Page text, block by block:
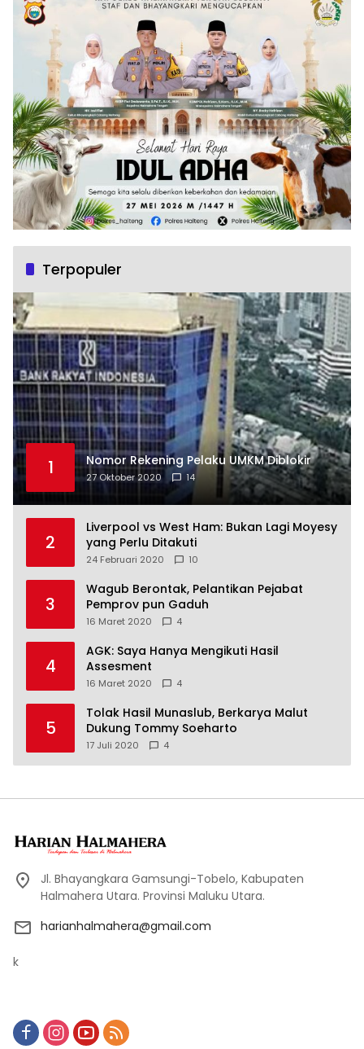
Terpopuler
1 Nomor Rekening Pelaku UMKM Diblokir
27 Oktober 2020 14
2
Liverpool vs West Ham: Bukan Lagi Moyesy
yang Perlu Ditakuti
24 Februari 2020 10
3
Wagub Berontak, Pelantikan Pejabat
Pemprov pun Gaduh
16 Maret 2020 4
4
AGK: Saya Hanya Mengikuti Hasil
Assesment
16 Maret 2020 4
5
Tolak Hasil Munaslub, Berkarya Malut
Dukung Tommy Soeharto
17 Juli 2020 4
Jl. Bhayangkara Gamsungi-Tobelo, Kabupaten
Halmahera Utara. Provinsi Maluku Utara.
harianhalmahera@gmail.com
k